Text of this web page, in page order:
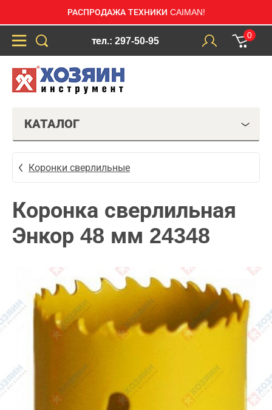
РАСПРОДАЖА ТЕХНИКИ CAIMAN!
тел.: 297-50-95
0
КАТАЛОГ
Коронки сверлильные
Коронка сверлильная
Энкор 48 мм 24348